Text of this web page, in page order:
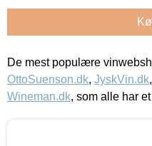
De mest populære
OttoSuenson.dk, JyskVin.dk,
Wineman.dk, som alle har